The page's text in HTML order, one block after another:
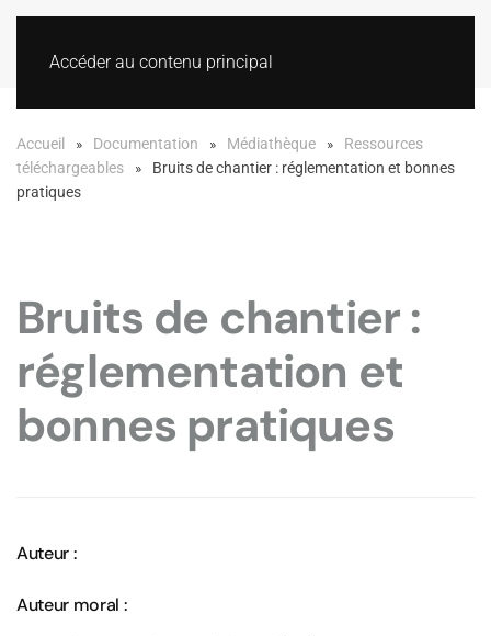
Accéder au contenu principal
Accueil Documentation Médiathèque
Ressources
téléchargeables
Bruits de chantier : réglementation et bonnes
pratiques
Bruits de chantier :
réglementation et
bonnes pratiques
Auteur :
Auteur moral :